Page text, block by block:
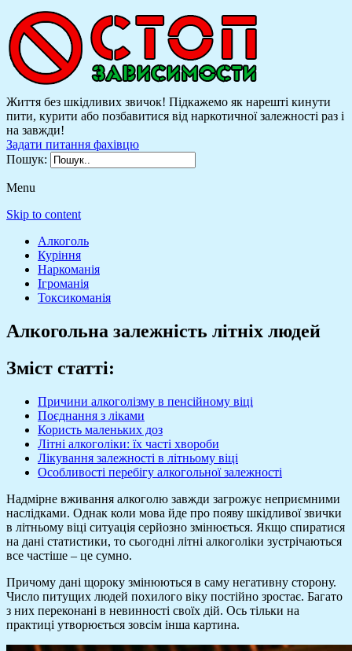
Життя без шкідливих звичок! Підкажемо як нарешті кинути
пити, курити або позбавитися від наркотичної залежності раз і
на завжди!
Задати питання фахівцю
Пошук:
Menu
Skip to content
Алкоголь
Куріння
Наркоманія
Ігроманія
Токсикоманія
Алкогольна залежність літніх людей
Зміст статті:
Причини алкоголізму в пенсійному віці
Поєднання з ліками
Користь маленьких доз
Літні алкоголіки: їх часті хвороби
Лікування залежності в літньому віці
Особливості перебігу алкогольної залежності
Надмірне вживання алкоголю завжди загрожує неприємними
наслідками. Однак коли мова йде про появу шкідливої звички
в літньому віці ситуація серйозно змінюється. Якщо спиратися
на дані статистики, то сьогодні літні алкоголіки зустрічаються
все частіше – це сумно.
Причому дані щороку змінюються в саму негативну сторону.
Число питущих людей похилого віку постійно зростає. Багато
з них переконані в невинності своїх дій. Ось тільки на
практиці утворюється зовсім інша картина.